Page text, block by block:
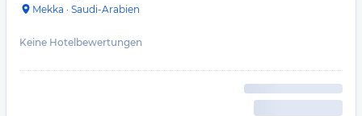
Mekka · Saudi-Arabien
Keine Hotelbewertungen